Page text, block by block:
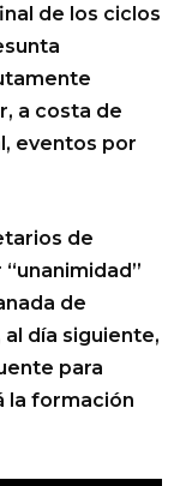
de los ciclos
a costa de
eventos por
de
de
día siguiente,
para
la formación